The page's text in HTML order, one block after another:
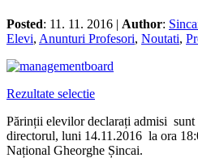
Posted: 11. 11. 2016 | Author:
Elevi, Anunturi Profesori, Noutati,
Rezultate selectie
Părinții elevilor declarați admisi
directorul, luni 14.11.2016 la ora
Național Gheorghe Șincai.